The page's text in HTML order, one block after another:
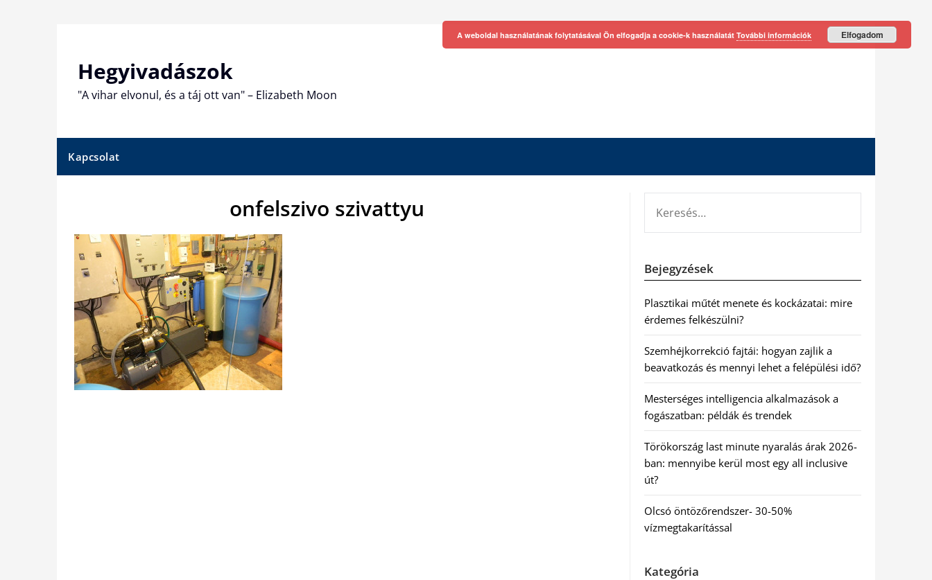
Hegyivadászok
"A vihar elvonul, és a táj ott van" – Elizabeth Moon
Kapcsolat
onfelszivo szivattyu
Bejegyzések
Plasztikai műtét menete és kockázatai: mire
érdemes felkészülni?
Szemhéjkorrekció fajtái: hogyan zajlik a
beavatkozás és mennyi lehet a felépülési idő?
Mesterséges intelligencia alkalmazások a
fogászatban: példák és trendek
Törökország last minute nyaralás árak 2026-
ban: mennyibe kerül most egy all inclusive
út?
Olcsó öntözőrendszer- 30-50%
vízmegtakarítással
Kategória
A weboldal használatának folytatásával Ön elfogadja a cookie-k használatát További információk Elfogadom